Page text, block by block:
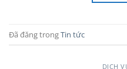
Đã đăng trongTin tức
DỊCH